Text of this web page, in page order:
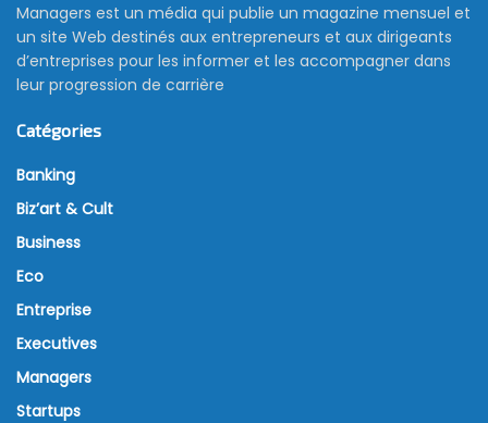
Managers est un média qui publie un magazine mensuel et
un site Web destinés aux entrepreneurs et aux dirigeants
d’entreprises pour les informer et les accompagner dans
leur progression de carrière
Catégories
Banking
Biz’art & Cult
Business
Eco
Entreprise
Executives
Managers
Startups